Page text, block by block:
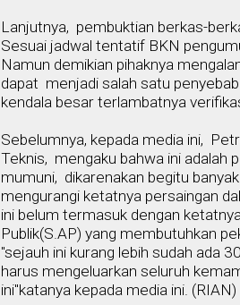
Lanjutnya, pembuktian berkas-
Sesuai jadwal tentatif BKN
Namun demikian pihaknya
dapat menjadi salah satu penyebab
kendala besar terlambatnya
Sebelumnya, kepada media ini,
Teknis, mengaku bahwa ini adalah
mumuni, dikarenakan begitu
mengurangi ketatnya persaingan
ini belum termasuk dengan
Publik(S.AP) yang membutuhkan
"sejauh ini kurang lebih sudah ada
harus mengeluarkan seluruh
ini"katanya kepada media ini. (RIAN)